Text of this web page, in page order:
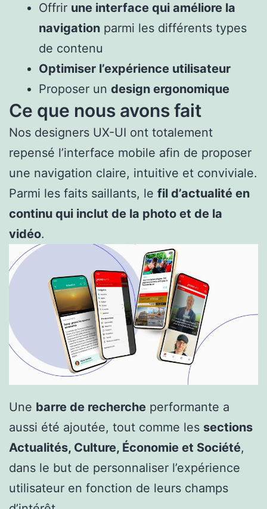
Offrir une interface qui améliore la
navigation parmi les différents types
de contenu
Optimiser l’expérience utilisateur
Proposer un design ergonomique
Ce que nous avons fait
Nos designers UX-UI ont totalement
repensé l’interface mobile afin de proposer
une navigation claire, intuitive et conviviale.
Parmi les faits saillants, le fil d’actualité en
continu qui inclut de la photo et de la
vidéo.
Une barre de recherche performante a
aussi été ajoutée, tout comme les sections
Actualités, Culture, Économie et Société,
dans le but de personnaliser l’expérience
utilisateur en fonction de leurs champs